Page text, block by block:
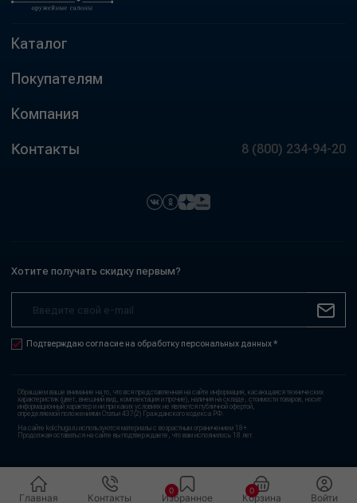
Каталог
Покупателям
Компания
Контакты 8 (800) 234-94-20
Хотите получать скидку первым?
Подтверждаю согласие на обработку персональных данных *
Обращаем ваше внимание на то, что вся представленная на сайте информация, касающаяся технических
характеристик (цвет, внешний вид, комплектация и прочие), наличия на складе, стоимости товаров, носит
информационный характер и ни при каких условиях не является публичной офертой,
определяемой положениями Статьи 437(2) Гражданского кодекса РФ.
На сайте kolchuga.ru используются материалы с возрастным ограничением 18+.
Продолжая оставаться на сайте вы подтверждаете, что вам исполнилось 18 лет.
Главная Контакты Избранное
0
Корзина
0
Войти